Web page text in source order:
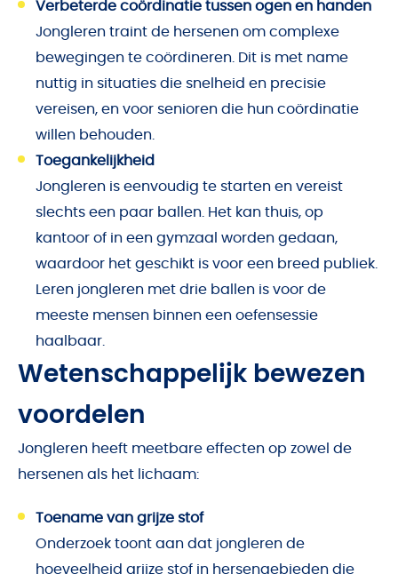
Verbeterde coördinatie tussen ogen en handen
Jongleren traint de hersenen om complexe
bewegingen te coördineren. Dit is met name
nuttig in situaties die snelheid en precisie
vereisen, en voor senioren die hun coördinatie
willen behouden.
Toegankelijkheid
Jongleren is eenvoudig te starten en vereist
slechts een paar ballen. Het kan thuis, op
kantoor of in een gymzaal worden gedaan,
waardoor het geschikt is voor een breed publiek.
Leren jongleren met drie ballen is voor de
meeste mensen binnen een oefensessie
haalbaar.
Wetenschappelijk bewezen
voordelen
Jongleren heeft meetbare effecten op zowel de
hersenen als het lichaam:
Toename van grijze stof
Onderzoek toont aan dat jongleren de
hoeveelheid grijze stof in hersengebieden die